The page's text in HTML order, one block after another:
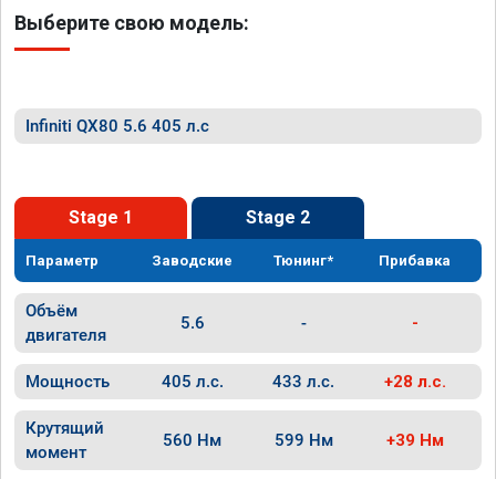
Выберите свою модель:
Infiniti QX80 5.6 405 л.с
Stage 1 Stage 2
Параметр Заводские Тюнинг* Прибавка
Объём
двигателя
5.6 - -
Мощность 405 л.с. 433 л.с. +28 л.с.
Крутящий
момент
560 Нм 599 Нм +39 Нм